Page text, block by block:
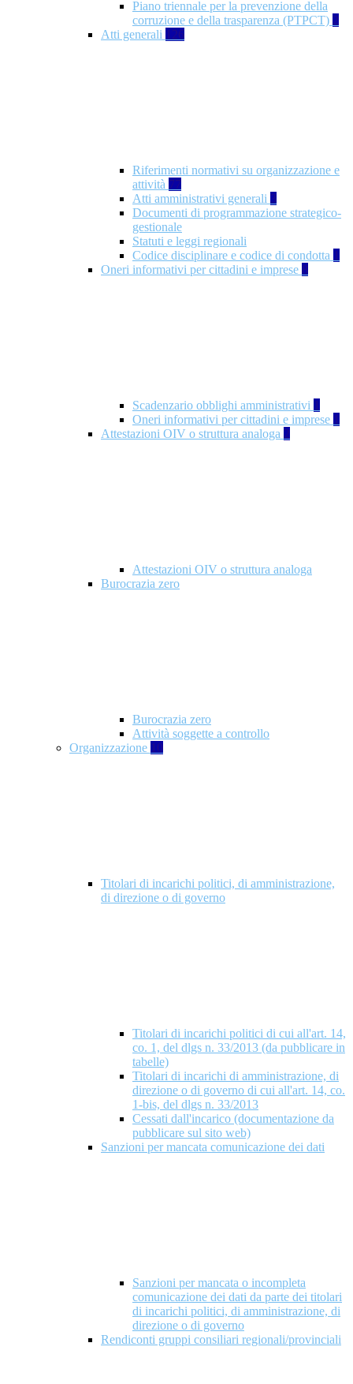
Piano triennale per la prevenzione della
corruzione e della trasparenza (PTPCT) 2
Atti generali 126
Riferimenti normativi su organizzazione e
attività 77
Atti amministrativi generali 3
Documenti di programmazione strategico-
gestionale
Statuti e leggi regionali
Codice disciplinare e codice di condotta 1
Oneri informativi per cittadini e imprese 8
Scadenzario obblighi amministrativi 1
Oneri informativi per cittadini e imprese 1
Attestazioni OIV o struttura analoga 2
Attestazioni OIV o struttura analoga
Burocrazia zero
Burocrazia zero
Attività soggette a controllo
Organizzazione 10
Titolari di incarichi politici, di amministrazione,
di direzione o di governo
Titolari di incarichi politici di cui all'art. 14,
co. 1, del dlgs n. 33/2013 (da pubblicare in
tabelle)
Titolari di incarichi di amministrazione, di
direzione o di governo di cui all'art. 14, co.
1-bis, del dlgs n. 33/2013
Cessati dall'incarico (documentazione da
pubblicare sul sito web)
Sanzioni per mancata comunicazione dei dati
Sanzioni per mancata o incompleta
comunicazione dei dati da parte dei titolari
di incarichi politici, di amministrazione, di
direzione o di governo
Rendiconti gruppi consiliari regionali/provinciali